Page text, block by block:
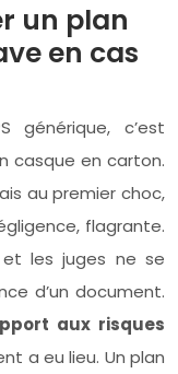
un plan
en cas
générique, c’est
casque en carton.
au premier choc,
flagrante.
et les juges ne se
d’un document.
aux risques
a eu lieu. Un plan